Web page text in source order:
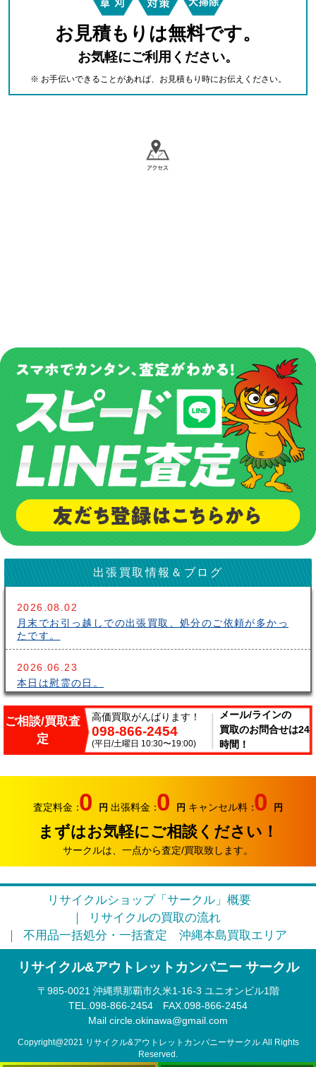
お見積もりは無料です。
お気軽にご利用ください。
※ お手伝いできることがあれば、お見積もり時にお伝えください。
出張買取情報＆ブログ
2026.08.02
月末でお引っ越しでの出張買取、処分のご依頼が多かっ
たです。
2026.06.23
本日は慰霊の日。
2026.06.14
こんにちはサークルです。梅雨が長いですね～。雨の中
出張買取頑張ってます。
2026.06.07
り強化中です。
2026.05.17
おはようございます。リサイクルカンパニー サークル
2026.04.12
お久しぶりです。リサイクルカンパニー サークルで
そろそろ3月半ば。本格的に引っ越しシーズンに突入で
クルです。
ご相談/買取査
定
高価買取がんばります！
098-866-2454
(平日/土曜日 10:30〜19:00)
メール/ラインの
買取のお問合せは24
時間！
査定料金：0 円 出張料金：0 円 キャンセル料：0 円
まずはお気軽にご相談ください！
サークルは、一点から査定/買取致します。
リサイクルショップ「サークル」概要
リサイクルの買取の流れ
不用品一括処分・一括査定
沖縄本島買取エリア
リサイクル&アウトレットカンパニー サークル
〒985‐0021 沖縄県那覇市久米1-16-3 ユニオンビル1階
TEL.098-866-2454 FAX.098‐866‐2454
Mail circle.okinawa@gmail.com
Copyright@2021 リサイクル&アウトレットカンパニーサークル All Rights
Reserved.